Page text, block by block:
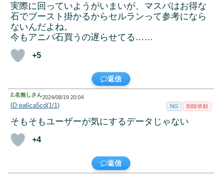
実際に回っていようがいまいが、マスバはお得な
石でブースト掛かるからセルランって参考になら
ないんだよね。
今もアニバ石買うの遅らせてる……
+5
返信
2.名無しさん2024/08/19 20:04
ID:ea6ca5cd(1/1) NG 削除依頼
そもそもユーザーが気にするデータじゃない
+4
返信